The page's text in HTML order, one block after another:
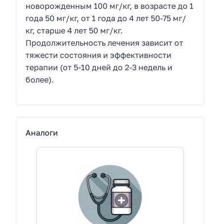
новорожденным 100 мг/кг, в возрасте до 1
года 50 мг/кг, от 1 года до 4 лет 50-75 мг/
кг, старше 4 лет 50 мг/кг.
Продолжительность лечения зависит от
тяжести состояния и эффективности
терапии (от 5-10 дней до 2-3 недель и
более).
Аналоги